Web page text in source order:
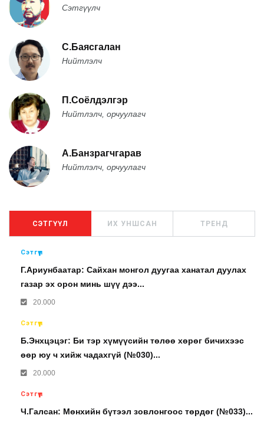
Сэтгүүлч
С.Баясгалан
Нийтлэлч
П.Соёлдэлгэр
Нийтлэлч, орчуулагч
А.Банзрагчгарав
Нийтлэлч, орчуулагч
СЭТГҮҮЛ ИХ УНШСАН ТРЕНД
Сэтгүүл
Г.Ариунбаатар: Сайхан монгол дуугаа ханатал дуулах
газар эх орон минь шүү дээ...
20.000
Сэтгүүл
Б.Энхцэцэг: Би тэр хүмүүсийн төлөө хөрөг бичихээс
өөр юу ч хийж чадахгүй (№030)...
20.000
Сэтгүүл
Ч.Галсан: Мөнхийн бүтээл зовлонгоос төрдөг (№033)...